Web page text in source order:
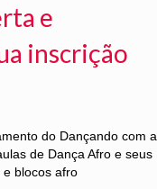
e
inscrição
do Dançando com a
de Dança Afro e seus
blocos afro